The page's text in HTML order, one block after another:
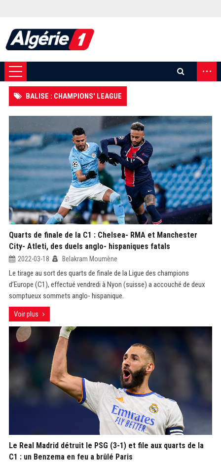
...
BALISE : CHAMPIONS' LEAGUE
Quarts de finale de la C1 : Chelsea- RMA et Manchester
City- Atleti, des duels anglo- hispaniques fatals
2022-03-18 Belakram Moumène
Le tirage au sort des quarts de finale de la Ligue des champions
d’Europe (C1), effectué vendredi à Nyon (suisse) a accouché de deux
somptueux sommets anglo- hispanique.
Voir plus
Le Real Madrid détruit le PSG (3-1) et file aux quarts de la
C1 : un Benzema en feu a brûlé Paris